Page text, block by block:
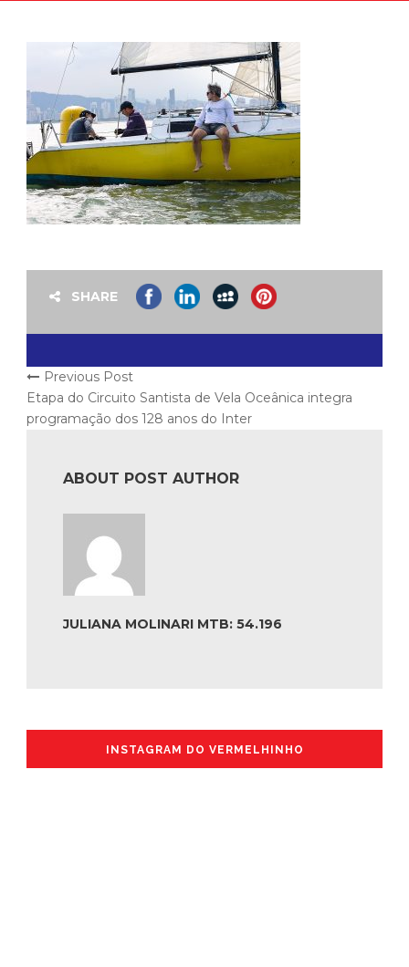
SHARE
Previous Post
Etapa do Circuito Santista de Vela Oceânica integra
programação dos 128 anos do Inter
ABOUT POST AUTHOR
JULIANA MOLINARI MTB: 54.196
INSTAGRAM DO VERMELHINHO